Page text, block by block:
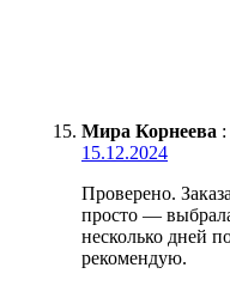
Мира Корнеева :
15.12.2024
Проверено.
просто —
несколько дней
рекомендую.